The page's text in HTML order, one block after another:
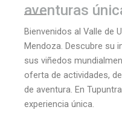
aventuras
Bienvenidos al Valle de
Mendoza. Descubre su
sus viñedos
oferta de actividades,
de aventura. En
experiencia única.